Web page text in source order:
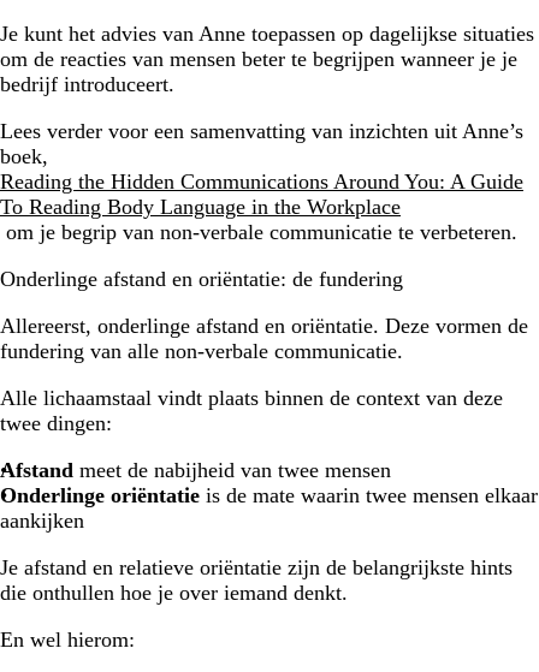
Je kunt het advies van Anne toepassen op dagelijkse situaties
om de reacties van mensen beter te begrijpen wanneer je je
bedrijf introduceert.
Lees verder voor een samenvatting van inzichten uit Anne’s
boek,
Reading the Hidden Communications Around You: A Guide
To Reading Body Language in the Workplace
om je begrip van non-verbale communicatie te verbeteren.
Onderlinge afstand en oriëntatie: de fundering
Allereerst, onderlinge afstand en oriëntatie. Deze vormen de
fundering van alle non-verbale communicatie.
Alle lichaamstaal vindt plaats binnen de context van deze
twee dingen:
Afstand meet de nabijheid van twee mensen
Onderlinge oriëntatie is de mate waarin twee mensen elkaar
aankijken
Je afstand en relatieve oriëntatie zijn de belangrijkste hints
die onthullen hoe je over iemand denkt.
En wel hierom: